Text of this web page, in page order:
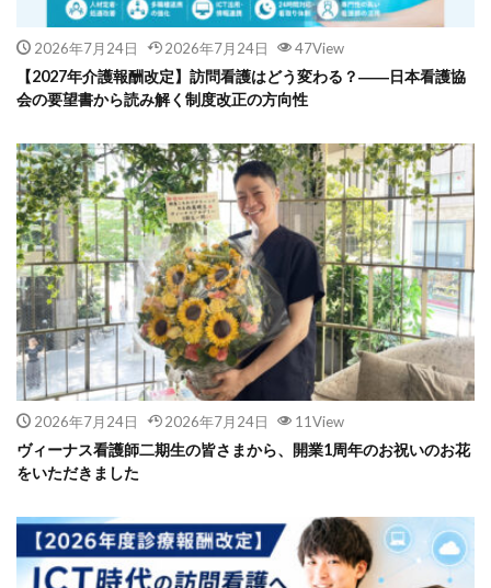
2026年7月24日 2026年7月24日 47View
【2027年介護報酬改定】訪問看護はどう変わる？――日本看護協
会の要望書から読み解く制度改正の方向性
2026年7月24日 2026年7月24日 11View
ヴィーナス看護師二期生の皆さまから、開業1周年のお祝いのお花
をいただきました